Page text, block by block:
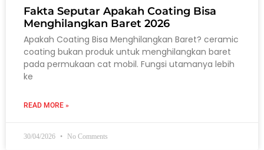
Fakta Seputar Apakah Coating Bisa
Menghilangkan Baret 2026
Apakah Coating Bisa Menghilangkan Baret? ceramic
coating bukan produk untuk menghilangkan baret
pada permukaan cat mobil. Fungsi utamanya lebih
ke
READ MORE »
30/04/2026 No Comments